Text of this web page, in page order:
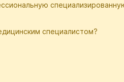
специалистом?